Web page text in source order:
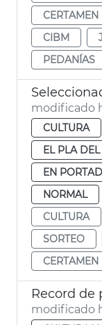
CIBM
PEDANÍAS
modificado
CULTURA
EL PLA
EN
NORMAL
CULTURA
SORTEO
CERTAMEN
modificado